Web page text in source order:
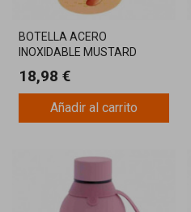
BOTELLA ACERO
INOXIDABLE MUSTARD
18,98 €
Añadir al carrito